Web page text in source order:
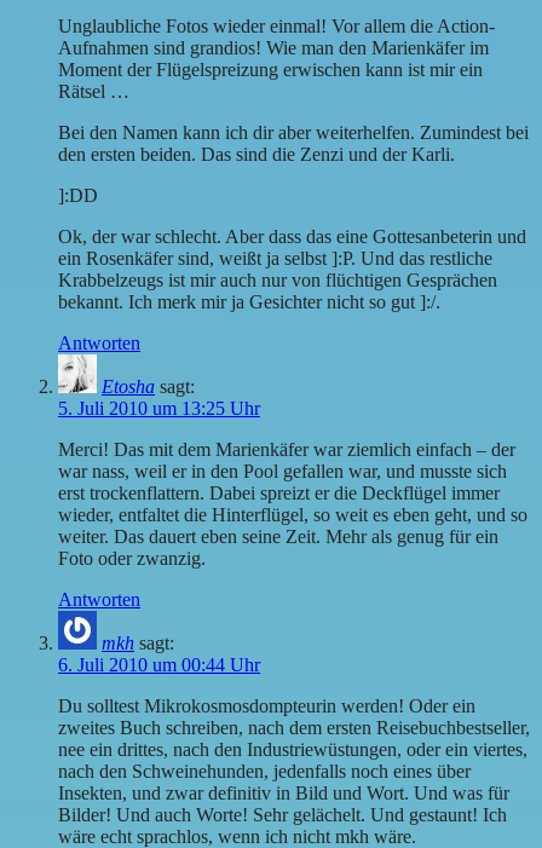
Unglaubliche Fotos wieder einmal! Vor allem die Action-
Aufnahmen sind grandios! Wie man den Marienkäfer im
Moment der Flügelspreizung erwischen kann ist mir ein
Rätsel …
Bei den Namen kann ich dir aber weiterhelfen. Zumindest bei
den ersten beiden. Das sind die Zenzi und der Karli.
]:DD
Ok, der war schlecht. Aber dass das eine Gottesanbeterin und
ein Rosenkäfer sind, weißt ja selbst ]:P. Und das restliche
Krabbelzeugs ist mir auch nur von flüchtigen Gesprächen
bekannt. Ich merk mir ja Gesichter nicht so gut ]:/.
Antworten
Etosha sagt:
5. Juli 2010 um 13:25 Uhr
Merci! Das mit dem Marienkäfer war ziemlich einfach – der
war nass, weil er in den Pool gefallen war, und musste sich
erst trockenflattern. Dabei spreizt er die Deckflügel immer
wieder, entfaltet die Hinterflügel, so weit es eben geht, und so
weiter. Das dauert eben seine Zeit. Mehr als genug für ein
Foto oder zwanzig.
Antworten
mkh sagt:
6. Juli 2010 um 00:44 Uhr
Du solltest Mikrokosmosdompteurin werden! Oder ein
zweites Buch schreiben, nach dem ersten Reisebuchbestseller,
nee ein drittes, nach den Industriewüstungen, oder ein viertes,
nach den Schweinehunden, jedenfalls noch eines über
Insekten, und zwar definitiv in Bild und Wort. Und was für
Bilder! Und auch Worte! Sehr gelächelt. Und gestaunt! Ich
wäre echt sprachlos, wenn ich nicht mkh wäre.